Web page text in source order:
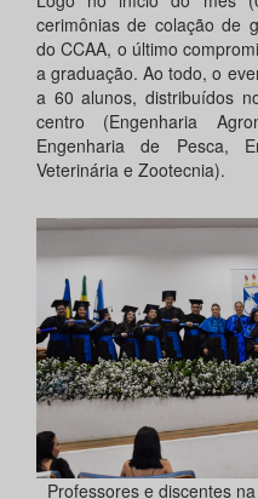
cerimônias de colação de
do CCAA, o último
a graduação. Ao todo, o
a 60 alunos, distribuídos
centro (Engenharia
Engenharia de Pesca,
Veterinária e Zootecnia).
Professores e discentes